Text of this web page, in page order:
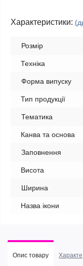
Характеристики:
Розмір
Техніка
Форма випуску
Тип продукції
Тематика
Канва та основа
Заповнення
Висота
Ширина
Назва ікони
Опис товару